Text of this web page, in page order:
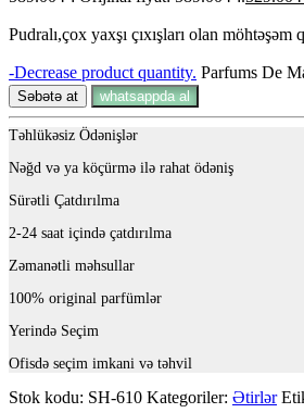
Pudralı,çox yaxşı çıxışları olan
-Decrease product quantity. Parfums De
Səbətə at whatsappda al
Təhlükəsiz Ödənişlər
Nəğd və ya köçürmə ilə rahat ödəniş
Sürətli Çatdırılma
2-24 saat içində çatdırılma
Zəmanətli məhsullar
100% original parfümlər
Yerində Seçim
Ofisdə seçim imkani və təhvil
Stok kodu: SH-610 Kategoriler: Ətirlər